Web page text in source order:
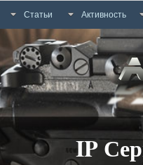
Статьи Активность
IP